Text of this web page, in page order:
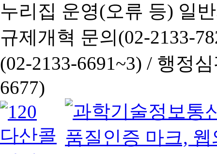
누리집 운영(오류 등) 일
규제개혁 문의(02-2133-
(02-2133-6691~3) / 행정심
6677)